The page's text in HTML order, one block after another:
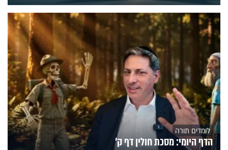
לומדים תורה
הדף היומי: מסכת חולין דף ק'